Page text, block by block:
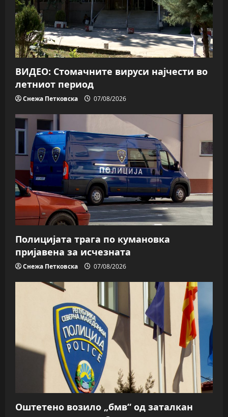
ВИДЕО: Стомачните вируси најчести во
летниот период
Снежа Петковска 07/08/2026
Полицијата трага пo кумановка
пријавена за исчезната
Снежа Петковска 07/08/2026
Оштетено возило „бмв“ од заталкан